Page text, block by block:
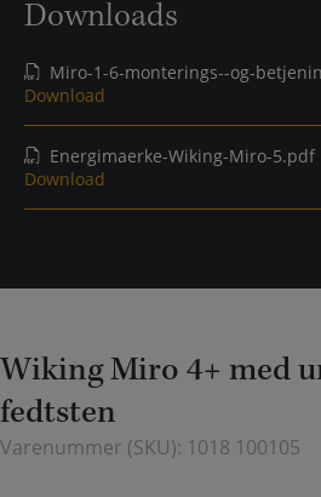
Downloads
Miro-1-6-monterings--og-
Download
Energimaerke-Wiking-Miro-5.pdf
Download
Wiking Miro 4+ med
fedtsten
Varenummer (SKU): 1018 100105